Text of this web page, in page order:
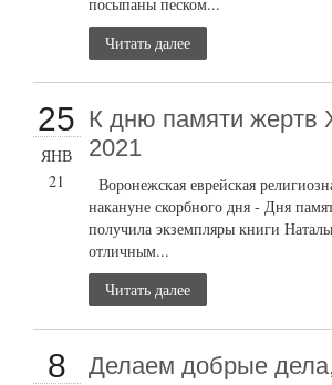
Читать далее
25
ЯНВ
21
К дню памяти жертв
2021
Воронежская еврейская
накануне скорбного дня - Дня
получила экземпляры книги
отличным...
Читать далее
8 Делаем добрые